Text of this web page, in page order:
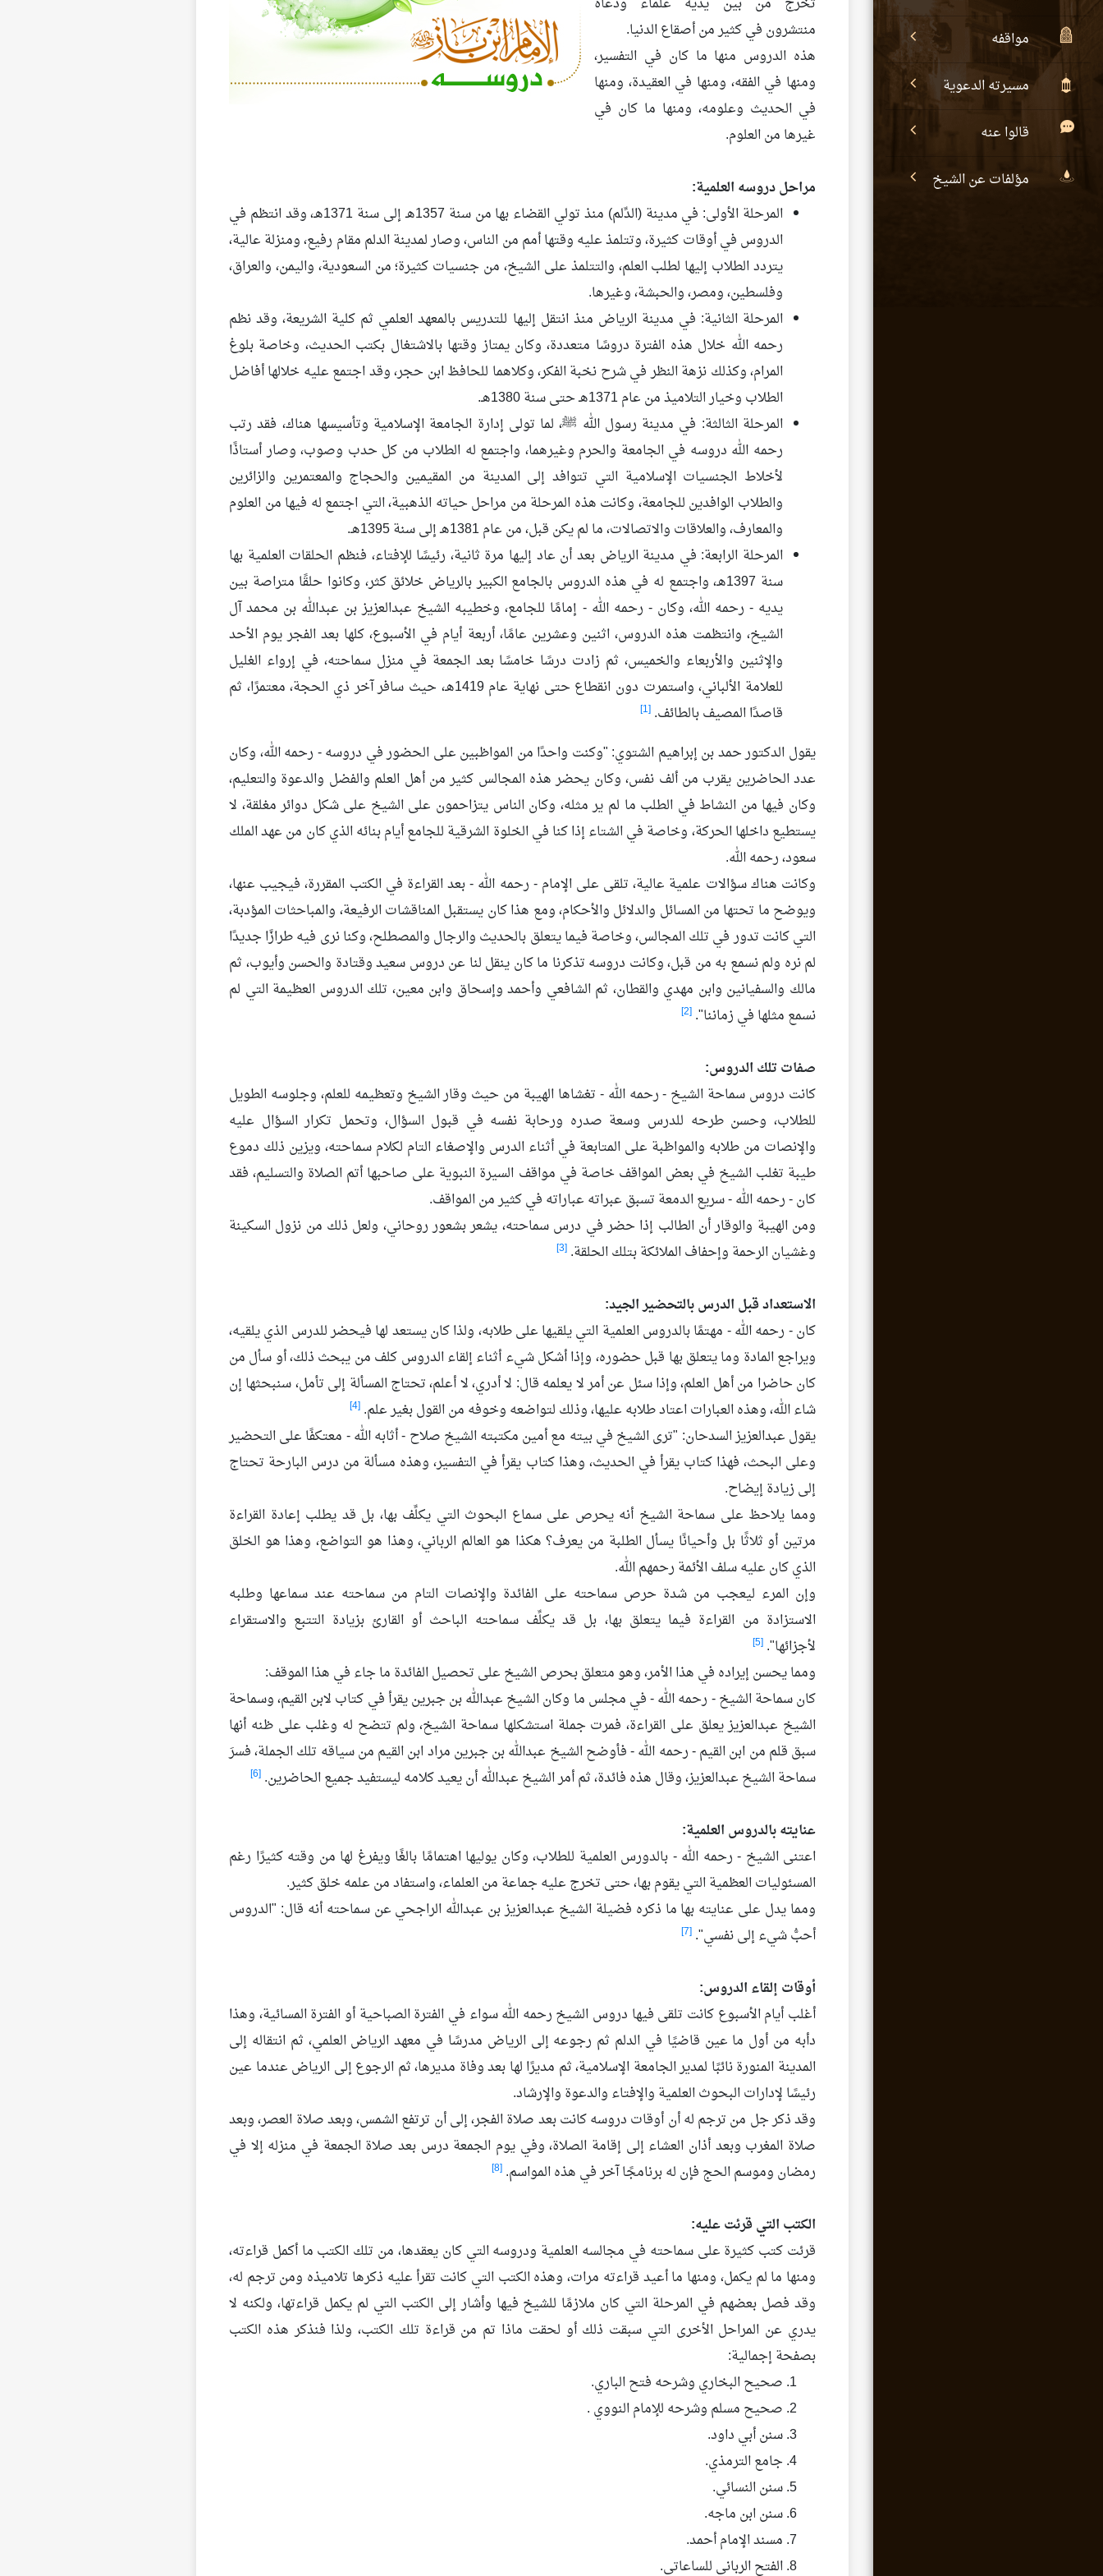
مواقفه
مسيرته الدعوية
قالوا عنه
مؤلفات عن الشيخ
منتشرون في كثير من أصقاع الدنيا.
هذه الدروس منها ما كان في التفسير،
ومنها في الفقه، ومنها في العقيدة، ومنها
في الحديث وعلومه، ومنها ما كان في
غيرها من العلوم.
مراحل دروسه العلمية:
المرحلة الأولى: في مدينة (الدِّلم) منذ تولي القضاء بها من سنة 1357هـ إلى سنة 1371هـ، وقد انتظم في
الدروس في أوقات كثيرة، وتتلمذ عليه وقتها أمم من الناس، وصار لمدينة الدلم مقام رفيع، ومنزلة عالية،
يتردد الطلاب إليها لطلب العلم، والتتلمذ على الشيخ، من جنسيات كثيرة؛ من السعودية، واليمن، والعراق،
وفلسطين، ومصر، والحبشة، وغيرها.
المرحلة الثانية: في مدينة الرياض منذ انتقل إليها للتدريس بالمعهد العلمي ثم كلية الشريعة، وقد نظم
رحمه الله خلال هذه الفترة دروسًا متعددة، وكان يمتاز وقتها بالاشتغال بكتب الحديث، وخاصة بلوغ
المرام، وكذلك نزهة النظر في شرح نخبة الفكر، وكلاهما للحافظ ابن حجر، وقد اجتمع عليه خلالها أفاضل
الطلاب وخيار التلاميذ من عام 1371هـ حتى سنة 1380هـ.
المرحلة الثالثة: في مدينة رسول الله ﷺ، لما تولى إدارة الجامعة الإسلامية وتأسيسها هناك، فقد رتب
رحمه الله دروسه في الجامعة والحرم وغيرهما، واجتمع له الطلاب من كل حدب وصوب، وصار أستاذًا
لأخلاط الجنسيات الإسلامية التي تتوافد إلى المدينة من المقيمين والحجاج والمعتمرين والزائرين
والطلاب الوافدين للجامعة، وكانت هذه المرحلة من مراحل حياته الذهبية، التي اجتمع له فيها من العلوم
والمعارف، والعلاقات والاتصالات، ما لم يكن قبل، من عام 1381هـ إلى سنة 1395هـ.
المرحلة الرابعة: في مدينة الرياض بعد أن عاد إليها مرة ثانية، رئيسًا للإفتاء، فنظم الحلقات العلمية بها
سنة 1397هـ، واجتمع له في هذه الدروس بالجامع الكبير بالرياض خلائق كثر، وكانوا حلقًا متراصة بين
يديه - رحمه الله، وكان - رحمه الله - إمامًا للجامع، وخطيبه الشيخ عبدالعزيز بن عبدالله بن محمد آل
الشيخ، وانتظمت هذه الدروس، اثنين وعشرين عامًا، أربعة أيام في الأسبوع، كلها بعد الفجر يوم الأحد
والإثنين والأربعاء والخميس، ثم زادت درسًا خامسًا بعد الجمعة في منزل سماحته، في إرواء الغليل
للعلامة الألباني، واستمرت دون انقطاع حتى نهاية عام 1419هـ، حيث سافر آخر ذي الحجة، معتمرًا، ثم
قاصدًا المصيف بالطائف. [1]
يقول الدكتور حمد بن إبراهيم الشتوي: "وكنت واحدًا من المواظبين على الحضور في دروسه - رحمه الله، وكان
عدد الحاضرين يقرب من ألف نفس، وكان يحضر هذه المجالس كثير من أهل العلم والفضل والدعوة والتعليم،
وكان فيها من النشاط في الطلب ما لم ير مثله، وكان الناس يتزاحمون على الشيخ على شكل دوائر مغلقة، لا
يستطيع داخلها الحركة، وخاصة في الشتاء إذا كنا في الخلوة الشرقية للجامع أيام بنائه الذي كان من عهد الملك
سعود، رحمه الله.
وكانت هناك سؤالات علمية عالية، تلقى على الإمام - رحمه الله - بعد القراءة في الكتب المقررة، فيجيب عنها،
ويوضح ما تحتها من المسائل والدلائل والأحكام، ومع هذا كان يستقبل المناقشات الرفيعة، والمباحثات المؤدبة،
التي كانت تدور في تلك المجالس، وخاصة فيما يتعلق بالحديث والرجال والمصطلح، وكنا نرى فيه طرازًا جديدًا
لم نره ولم نسمع به من قبل، وكانت دروسه تذكرنا ما كان ينقل لنا عن دروس سعيد وقتادة والحسن وأيوب، ثم
مالك والسفيانين وابن مهدي والقطان، ثم الشافعي وأحمد وإسحاق وابن معين، تلك الدروس العظيمة التي لم
نسمع مثلها في زماننا". [2]
صفات تلك الدروس:
كانت دروس سماحة الشيخ - رحمه الله - تغشاها الهيبة من حيث وقار الشيخ وتعظيمه للعلم، وجلوسه الطويل
للطلاب، وحسن طرحه للدرس وسعة صدره ورحابة نفسه في قبول السؤال، وتحمل تكرار السؤال عليه
والإنصات من طلابه والمواظبة على المتابعة في أثناء الدرس والإصغاء التام لكلام سماحته، ويزين ذلك دموع
طيبة تغلب الشيخ في بعض المواقف خاصة في مواقف السيرة النبوية على صاحبها أتم الصلاة والتسليم، فقد
كان - رحمه الله - سريع الدمعة تسبق عبراته عباراته في كثير من المواقف.
ومن الهيبة والوقار أن الطالب إذا حضر في درس سماحته، يشعر بشعور روحاني، ولعل ذلك من نزول السكينة
وغشيان الرحمة وإحفاف الملائكة بتلك الحلقة. [3]
الاستعداد قبل الدرس بالتحضير الجيد:
كان - رحمه الله - مهتمًا بالدروس العلمية التي يلقيها على طلابه، ولذا كان يستعد لها فيحضر للدرس الذي يلقيه،
ويراجع المادة وما يتعلق بها قبل حضوره، وإذا أشكل شيء أثناء إلقاء الدروس كلف من يبحث ذلك، أو سأل من
كان حاضرا من أهل العلم، وإذا سئل عن أمر لا يعلمه قال: لا أدري، لا أعلم، تحتاج المسألة إلى تأمل، سنبحثها إن
شاء الله، وهذه العبارات اعتاد طلابه عليها، وذلك لتواضعه وخوفه من القول بغير علم. [4]
يقول عبدالعزيز السدحان: "ترى الشيخ في بيته مع أمين مكتبته الشيخ صلاح - أثابه الله - معتكفًا على التحضير
وعلى البحث، فهذا كتاب يقرأ في الحديث، وهذا كتاب يقرأ في التفسير، وهذه مسألة من درس البارحة تحتاج
إلى زيادة إيضاح.
ومما يلاحظ على سماحة الشيخ أنه يحرص على سماع البحوث التي يكلِّف بها، بل قد يطلب إعادة القراءة
مرتين أو ثلاثًا بل وأحيانًا يسأل الطلبة من يعرف؟ هكذا هو العالم الرباني، وهذا هو التواضع، وهذا هو الخلق
الذي كان عليه سلف الأئمة رحمهم الله.
وإن المرء ليعجب من شدة حرص سماحته على الفائدة والإنصات التام من سماحته عند سماعها وطلبه
الاستزادة من القراءة فيما يتعلق بها، بل قد يكلِّف سماحته الباحث أو القارئ بزيادة التتبع والاستقراء
لأجزائها". [5]
ومما يحسن إيراده في هذا الأمر، وهو متعلق بحرص الشيخ على تحصيل الفائدة ما جاء في هذا الموقف:
كان سماحة الشيخ - رحمه الله - في مجلس ما وكان الشيخ عبدالله بن جبرين يقرأ في كتاب لابن القيم، وسماحة
الشيخ عبدالعزيز يعلق على القراءة، فمرت جملة استشكلها سماحة الشيخ، ولم تتضح له وغلب على ظنه أنها
سبق قلم من ابن القيم - رحمه الله - فأوضح الشيخ عبدالله بن جبرين مراد ابن القيم من سياقه تلك الجملة، فسرَ
سماحة الشيخ عبدالعزيز، وقال هذه فائدة، ثم أمر الشيخ عبدالله أن يعيد كلامه ليستفيد جميع الحاضرين. [6]
عنايته بالدروس العلمية:
اعتنى الشيخ - رحمه الله - بالدورس العلمية للطلاب، وكان يوليها اهتمامًا بالغًا ويفرغ لها من وقته كثيرًا رغم
المسئوليات العظمية التي يقوم بها، حتى تخرج عليه جماعة من العلماء، واستفاد من علمه خلق كثير.
ومما يدل على عنايته بها ما ذكره فضيلة الشيخ عبدالعزيز بن عبدالله الراجحي عن سماحته أنه قال: "الدروس
أحبُّ شيء إلى نفسي". [7]
أوقات إلقاء الدروس:
أغلب أيام الأسبوع كانت تلقى فيها دروس الشيخ رحمه الله سواء في الفترة الصباحية أو الفترة المسائية، وهذا
دأبه من أول ما عين قاضيًا في الدلم ثم رجوعه إلى الرياض مدرسًا في معهد الرياض العلمي، ثم انتقاله إلى
المدينة المنورة نائبًا لمدير الجامعة الإسلامية، ثم مديرًا لها بعد وفاة مديرها، ثم الرجوع إلى الرياض عندما عين
رئيسًا لإدارات البحوث العلمية والإفتاء والدعوة والإرشاد.
وقد ذكر جل من ترجم له أن أوقات دروسه كانت بعد صلاة الفجر، إلى أن ترتفع الشمس، وبعد صلاة العصر، وبعد
صلاة المغرب وبعد أذان العشاء إلى إقامة الصلاة، وفي يوم الجمعة درس بعد صلاة الجمعة في منزله إلا في
رمضان وموسم الحج فإن له برنامجًا آخر في هذه المواسم. [8]
الكتب التي قرئت عليه:
قرئت كتب كثيرة على سماحته في مجالسه العلمية ودروسه التي كان يعقدها، من تلك الكتب ما أكمل قراءته،
ومنها ما لم يكمل، ومنها ما أعيد قراءته مرات، وهذه الكتب التي كانت تقرأ عليه ذكرها تلاميذه ومن ترجم له،
وقد فصل بعضهم في المرحلة التي كان ملازمًا للشيخ فيها وأشار إلى الكتب التي لم يكمل قراءتها، ولكنه لا
يدري عن المراحل الأخرى التي سبقت ذلك أو لحقت ماذا تم من قراءة تلك الكتب، ولذا فنذكر هذه الكتب
بصفحة إجمالية:
صحيح البخاري وشرحه فتح الباري.
صحيح مسلم وشرحه للإمام النووي .
سنن أبي داود.
جامع الترمذي.
سنن النسائي.
سنن ابن ماجه.
مسند الإمام أحمد.
الفتح الرباني للساعاتي.